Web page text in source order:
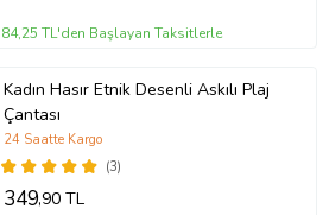
84,25 TL'den Başlayan Taksitlerle
Kadın Hasır Etnik Desenli Askılı Plaj
Çantası
(3)
24 Saatte Kargo
349,90 TL